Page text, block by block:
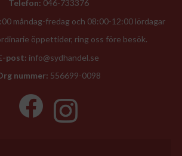
Telefon: 046-733376
måndag-fredag och 08:00-12:00 lördagar
öppettider, ring oss före besök.
post: info@sydhandel.se
nummer: 556699-0098